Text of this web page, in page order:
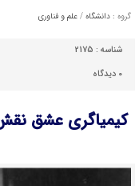
گروه : دانشگاه / علم و فناوری
شناسه : 2175
۰ دیدگاه
کیمیاگری عشق